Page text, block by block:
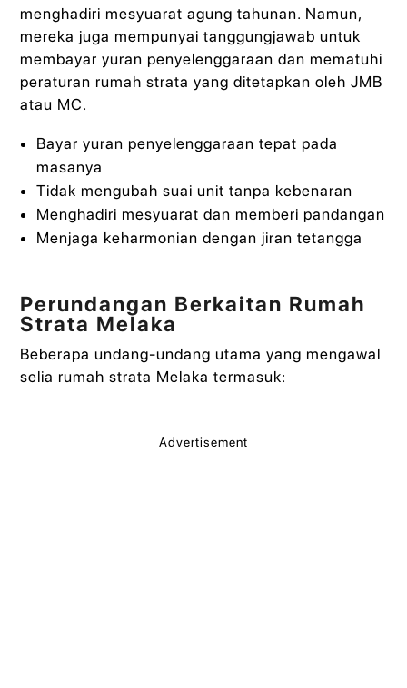
menghadiri mesyuarat agung tahunan. Namun,
mereka juga mempunyai tanggungjawab untuk
membayar yuran penyelenggaraan dan mematuhi
peraturan rumah strata yang ditetapkan oleh JMB
atau MC.
Bayar yuran penyelenggaraan tepat pada
masanya
Tidak mengubah suai unit tanpa kebenaran
Menghadiri mesyuarat dan memberi pandangan
Menjaga keharmonian dengan jiran tetangga
Perundangan Berkaitan Rumah
Strata Melaka
Beberapa undang-undang utama yang mengawal
selia rumah strata Melaka termasuk:
Advertisement